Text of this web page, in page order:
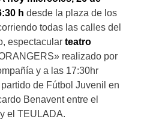
h desde la plaza de los
todas las calles del
espectacular teatro
realizado por
y a las 17:30hr
de Fútbol Juvenil en
Benavent entre el
el TEULADA.